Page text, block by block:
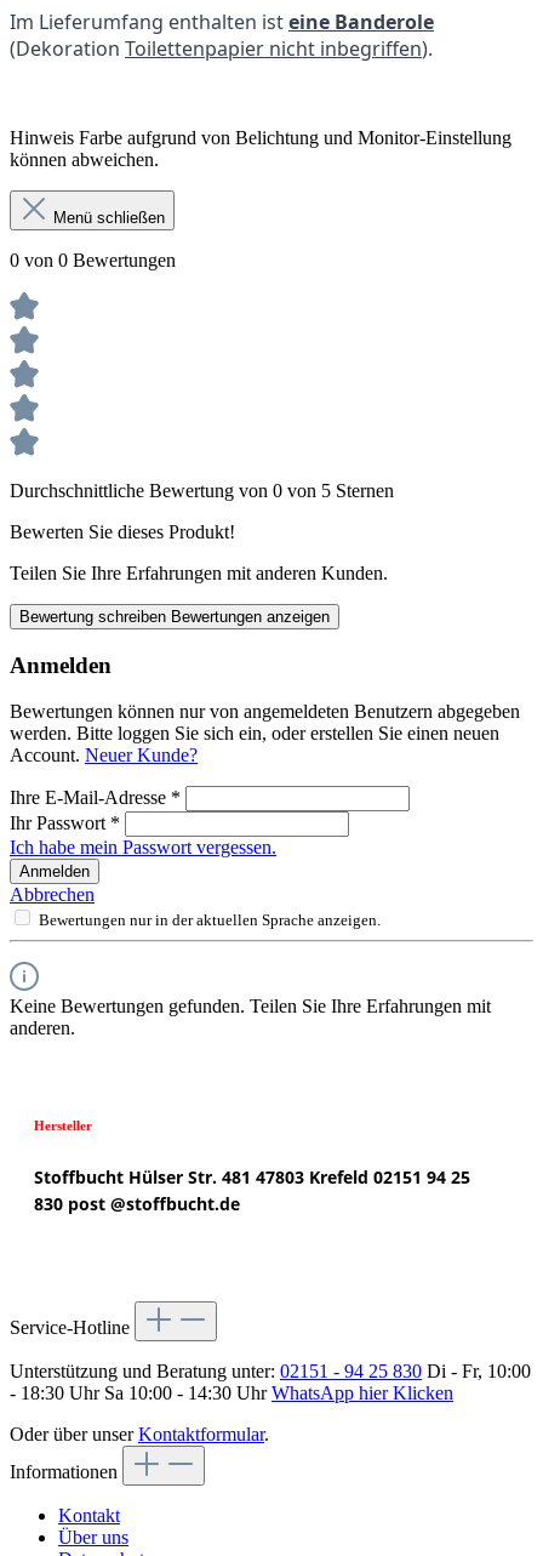
Im Lieferumfang enthalten isteine Banderole
(Dekoration Toilettenpapier nicht inbegriffen).
Hinweis Farbe aufgrund von Belichtung und Monitor-Einstellung
können abweichen.
Menü schließen
0 von 0 Bewertungen
Durchschnittliche Bewertung von 0 von 5 Sternen
Bewerten Sie dieses Produkt!
Teilen Sie Ihre Erfahrungen mit anderen Kunden.
Bewertung schreiben Bewertungen anzeigen
Anmelden
Bewertungen können nur von angemeldeten Benutzern abgegeben
werden. Bitte loggen Sie sich ein, oder erstellen Sie einen neuen
Account. Neuer Kunde?
Ihre E-Mail-Adresse *
Ihr Passwort *
Ich habe mein Passwort vergessen.
Anmelden
Abbrechen
Bewertungen nur in der aktuellen Sprache anzeigen.
Keine Bewertungen gefunden. Teilen Sie Ihre Erfahrungen mit
anderen.
Hersteller
Stoffbucht Hülser Str. 481 47803 Krefeld 02151 94 25
830 post @stoffbucht.de
Service-Hotline
Unterstützung und Beratung unter: 02151 - 94 25 830 Di - Fr, 10:00
- 18:30 Uhr Sa 10:00 - 14:30 UhrWhatsApp hier Klicken
Oder über unserKontaktformular.
Informationen
Kontakt
Über uns